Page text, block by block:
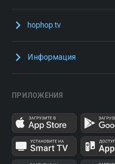
hophop.tv
Информация
ПРИЛОЖЕНИЯ